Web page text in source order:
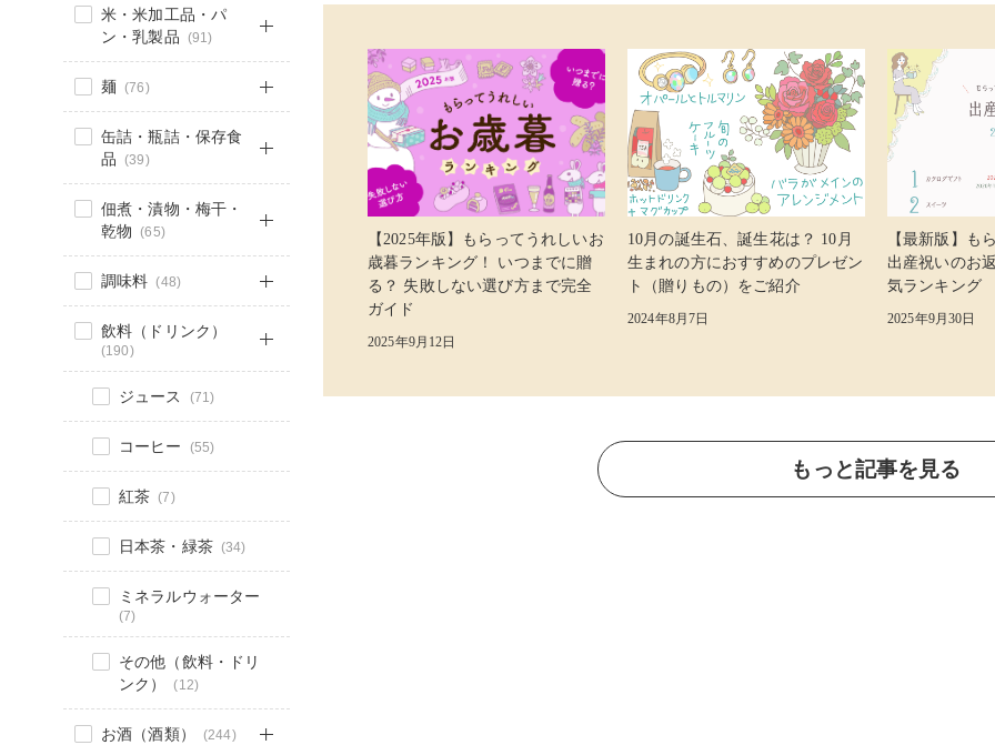
米・米加工品・パ
ン・乳製品 (91)
麺 (76)
缶詰・瓶詰・保存食
品 (39)
佃煮・漬物・梅干・
乾物 (65)
調味料 (48)
飲料（ドリンク）
(190)
ジュース (71)
コーヒー (55)
紅茶 (7)
日本茶・緑茶 (34)
ミネラルウォーター
(7)
その他（飲料・ドリ
ンク）
(12)
お酒（酒類） (244)
【2025年版】もらってうれしいお
歳暮ランキング！ いつまでに贈
る？ 失敗しない選び方まで完全
ガイド
2025年9月12日
10月の誕生石、誕生花は？ 10月
生まれの方におすすめのプレゼン
ト（贈りもの）をご紹介
2024年8月7日
【最新版】も
出産祝いのお
気ランキング
2025年9月30日
もっと記事を見る